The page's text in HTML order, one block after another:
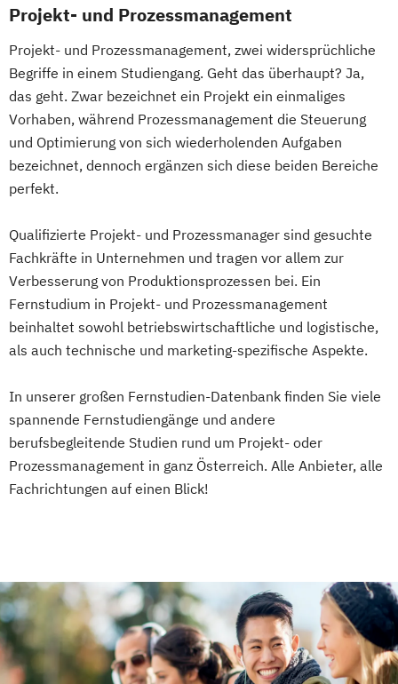
Digital Business (DE/EN)
Digital Business Management
Digital Entrepreneurship Digital Health
Digital Innovation and Intrapreneurship
(DE/EN)
Digital Product Management
Digital Transformation Management -
Digitale Betriebswirtschaftslehre
Digitale Transformation
E-Beratung in der Pädagogik
E-Commerce
Elektrotechnik
Engineering (DE/EN)
Engineering Management (DE/EN)
Ernährungswissenschaften
Erwachsenenbildung
Beratung und Personalentwicklung
Eventmanagement
Facility Management
Finance
Fintech Fitnessökonomie
Game Design
Gartenbau General Management
Gerontologie
Gesundheits- und Pflegepädagogik
Projekt- und Prozessmanagement
Projekt- und Prozessmanagement, zwei widersprüchliche
Begriffe in einem Studiengang. Geht das überhaupt? Ja,
das geht. Zwar bezeichnet ein Projekt ein einmaliges
Vorhaben, während Prozessmanagement die Steuerung
und Optimierung von sich wiederholenden Aufgaben
bezeichnet, dennoch ergänzen sich diese beiden Bereiche
perfekt.
Qualifizierte Projekt- und Prozessmanager sind gesuchte
Fachkräfte in Unternehmen und tragen vor allem zur
Verbesserung von Produktionsprozessen bei. Ein
Fernstudium in Projekt- und Prozessmanagement
beinhaltet sowohl betriebswirtschaftliche und logistische,
als auch technische und marketing-spezifische Aspekte.
In unserer großen Fernstudien-Datenbank finden Sie viele
spannende Fernstudiengänge und andere
berufsbegleitende Studien rund um Projekt- oder
Prozessmanagement in ganz Österreich. Alle Anbieter, alle
Fachrichtungen auf einen Blick!